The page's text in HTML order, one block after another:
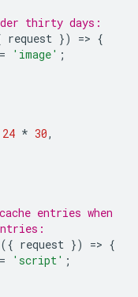
thirty days:
request }) => {
'image' ;
24 * 30,
entries when
request }) => {
'script' ;